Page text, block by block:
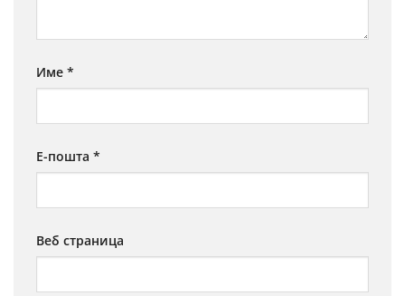
Име *
Е-пошта *
Веб страница